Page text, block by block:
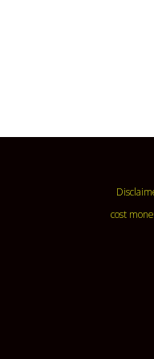
cost